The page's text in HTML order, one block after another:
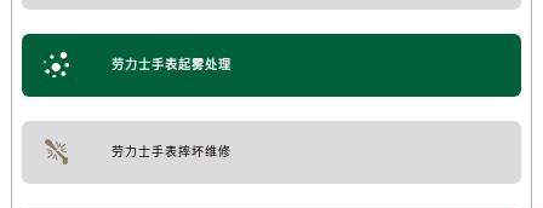
劳力士手表起雾处理
劳力士手表摔坏维修